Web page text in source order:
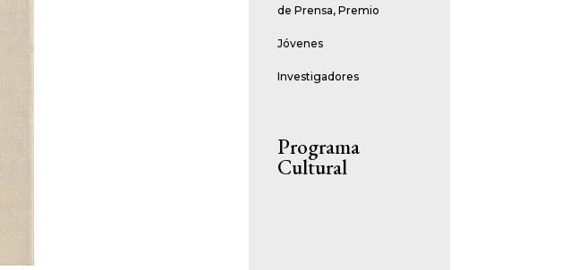
de Prensa,Premio
Jóvenes
Investigadores
Programa
Cultural